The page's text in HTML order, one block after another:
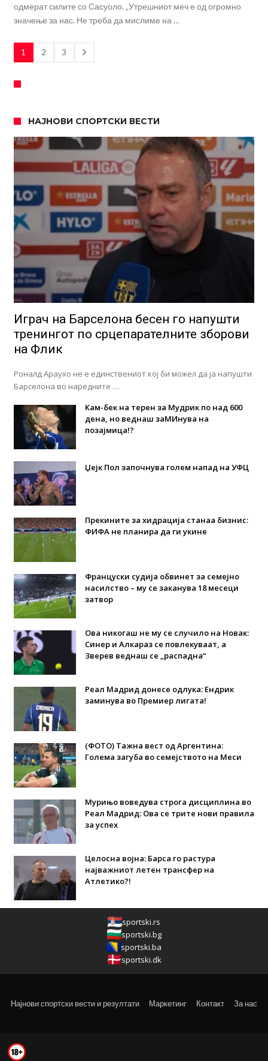
одмерат силите со Сасуоло. „Утрешниот меч е од огромно
значење за нас. Не треба да мислиме на …
1 2 3
НАЈНОВИ СПОРТСКИ ВЕСТИ
Играч на Барселона бесен го напушти
тренингот по срцепарателните зборови
на Флик
Роналд Араухо не е единствениот кој би можел да ја напушти
Барселона во наредните …
Кам-бек на терен за Мудрик по над 600
дена, но веднаш заМИнува на
позајмица!?
Џејк Пол започнува голем напад на УФЦ
Прекините за хидрација станаа бизнис:
ФИФА не планира да ги укине
Француски судија обвинет за семејно
насилство – му се заканува 18 месеци
затвор
Ова никогаш не му се случило на Новак:
Синер и Алкараз се повлекуваат, а
Зверев веднаш се „распадна“
Реал Мадрид донесе одлука: Eндрик
заминува во Премиер лигата!
(ФОТО) Тажна вест од Аргентина:
Голема загуба во семејството на Меси
Мурињо воведува строга дисциплина во
Реал Мадрид: Ова се трите нови правила
за успех
Целосна војна: Барса го растура
најважниот летен трансфер на
Атлетико?!
sportski.rs
sportski.bg
sportski.ba
sportski.dk
Најнови спортски вести и резултати Маркетинг Контакт За нас